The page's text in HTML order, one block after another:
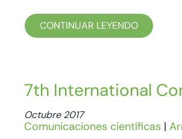
CONTINUAR LEYENDO
7th International
Octubre 2017
Comunicaciones científicas |